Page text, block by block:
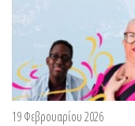
19 Φεβρουαρίου 2026